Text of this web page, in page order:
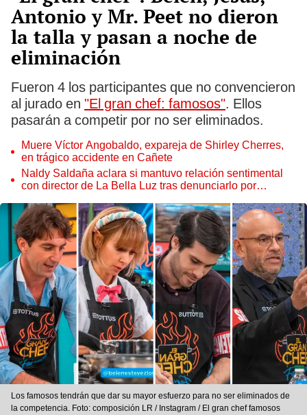
Antonio y Mr. Peet no dieron
la talla y pasan a noche de
eliminación
Fueron 4 los participantes que no convencieron
al jurado en "El gran chef: famosos". Ellos
pasarán a competir por no ser eliminados.
Muere Víctor Angobaldo, expareja de Shirley Cherres,
en trágico accidente en Cañete
Naldy Saldaña aclara si mantuvo relación sentimental
con director de La Bella Luz tras denunciarlo por
Los famosos tendrán que dar su mayor esfuerzo para no ser eliminados de
la competencia. Foto: composición LR / Instagram / El gran chef famosos